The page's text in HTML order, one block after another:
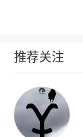
推荐关注